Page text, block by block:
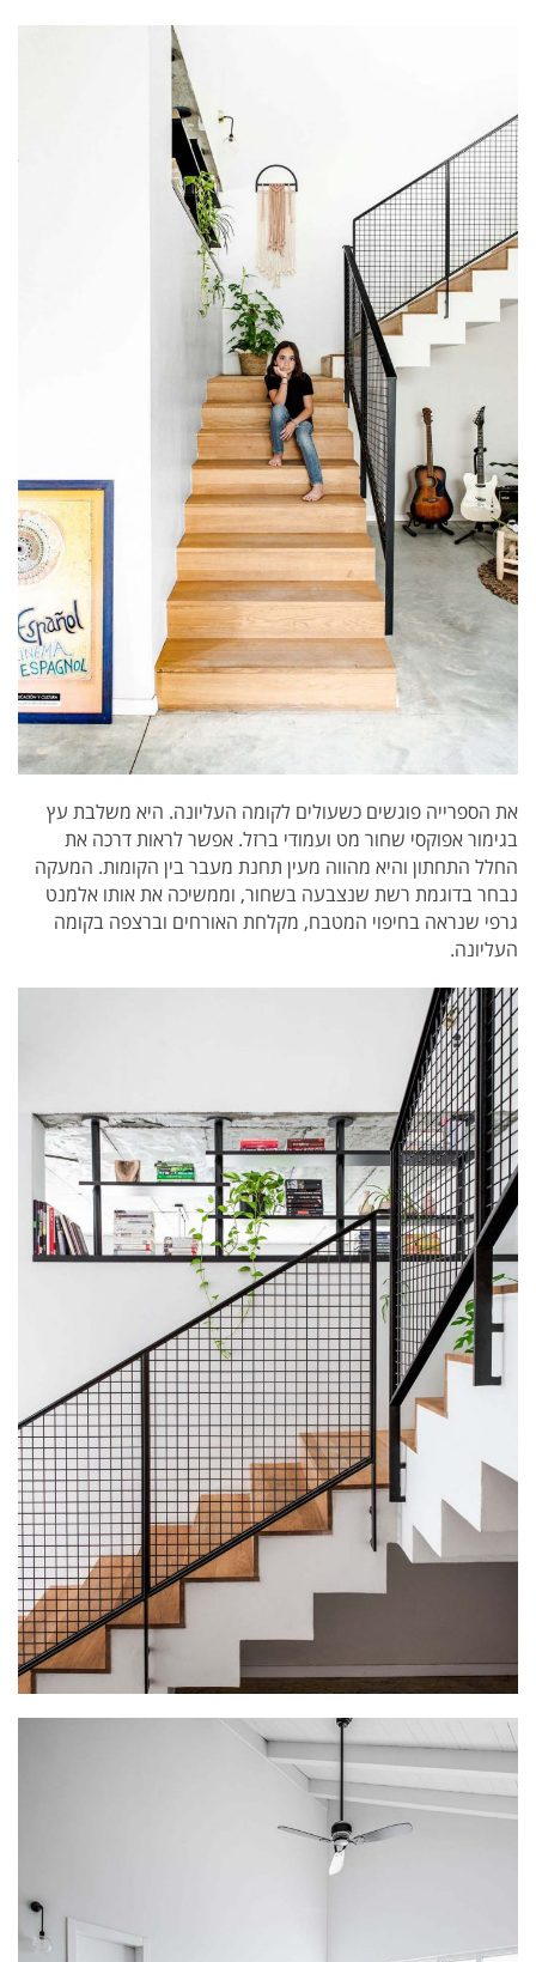
את הספרייה פוגשים כשעולים לקומה העליונה. היא משלבת עץ
בגימור אפוקסי שחור מט ועמודי ברזל. אפשר לראות דרכה את
החלל התחתון והיא מהווה מעין תחנת מעבר בין הקומות. המעקה
נבחר בדוגמת רשת שנצבעה בשחור, וממשיכה את אותו אלמנט
גרפי שנראה בחיפוי המטבח, מקלחת האורחים וברצפה בקומה
העליונה.